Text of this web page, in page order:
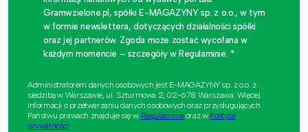
Gramwzielone.pl, spółki E-MAGAZYNY sp. z o.o., w tym
w formie newslettera, dotyczących działalności spółki
oraz jej partnerów. Zgoda może zostać wycofana w
każdym momencie – szczegóły w Regulaminie. *
Administratorem danych osobowych jest E-MAGAZYNY sp. z o.o. z
siedzibą w Warszawie, ul. Szturmowa 2, 02-678 Warszawa. Więcej
informacji o przetwarzaniu danych osobowych oraz przysługujących
Państwu prawach znajduje się w Regulaminieoraz w Polityce
prywatności.